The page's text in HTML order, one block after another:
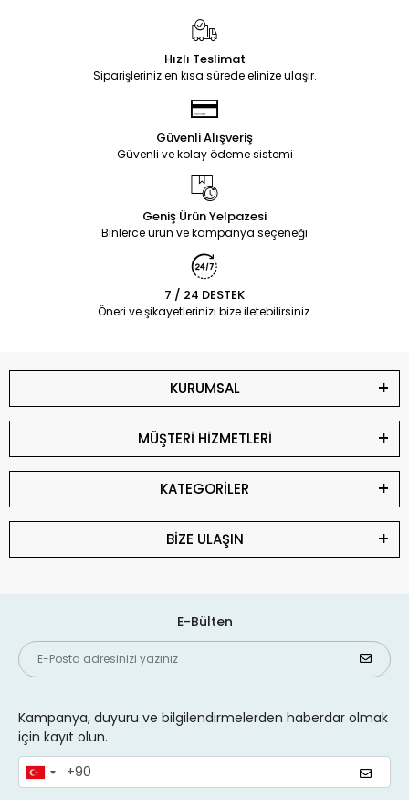
Hızlı Teslimat
Siparişleriniz en kısa sürede elinize ulaşır.
Güvenli Alışveriş
Güvenli ve kolay ödeme sistemi
Geniş Ürün Yelpazesi
Binlerce ürün ve kampanya seçeneği
7 / 24 DESTEK
Öneri ve şikayetlerinizi bize iletebilirsiniz.
KURUMSAL
MÜŞTERİ HİZMETLERİ
KATEGORİLER
BİZE ULAŞIN
E-Bülten
Kampanya, duyuru ve bilgilendirmelerden haberdar olmak
için kayıt olun.